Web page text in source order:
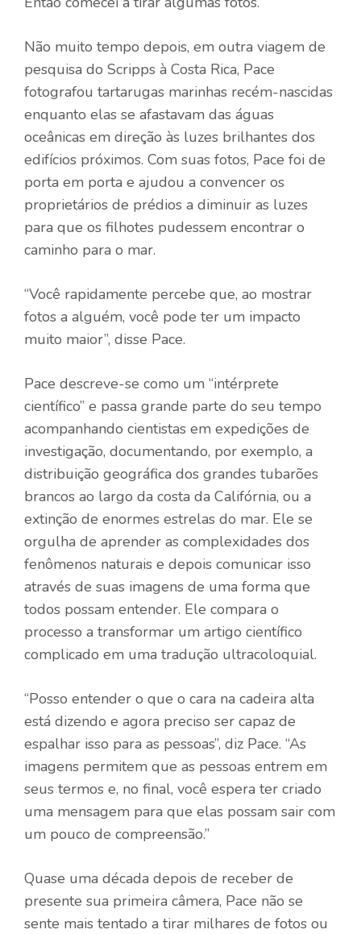
Não muito tempo depois, em outra viagem de
pesquisa do Scripps à Costa Rica, Pace
fotografou tartarugas marinhas recém-nascidas
enquanto elas se afastavam das águas
oceânicas em direção às luzes brilhantes dos
edifícios próximos. Com suas fotos, Pace foi de
porta em porta e ajudou a convencer os
proprietários de prédios a diminuir as luzes
para que os filhotes pudessem encontrar o
caminho para o mar.
“Você rapidamente percebe que, ao mostrar
fotos a alguém, você pode ter um impacto
muito maior”, disse Pace.
Pace descreve-se como um “intérprete
científico” e passa grande parte do seu tempo
acompanhando cientistas em expedições de
investigação, documentando, por exemplo, a
distribuição geográfica dos grandes tubarões
brancos ao largo da costa da Califórnia, ou a
extinção de enormes estrelas do mar. Ele se
orgulha de aprender as complexidades dos
fenômenos naturais e depois comunicar isso
através de suas imagens de uma forma que
todos possam entender. Ele compara o
processo a transformar um artigo científico
complicado em uma tradução ultracoloquial.
“Posso entender o que o cara na cadeira alta
está dizendo e agora preciso ser capaz de
espalhar isso para as pessoas”, diz Pace. “As
imagens permitem que as pessoas entrem em
seus termos e, no final, você espera ter criado
uma mensagem para que elas possam sair com
um pouco de compreensão.”
Quase uma década depois de receber de
presente sua primeira câmera, Pace não se
sente mais tentado a tirar milhares de fotos ou